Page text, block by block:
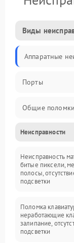
Виды
Аппаратные
Порты
Общие поломки
Устройства
Программные
Электрические
Интерфейсные
Батарея
Неисправности
Неисправность
битые пиксели,
полосы,
подсветки
Поломка
неработающие
залипание,
подсветки